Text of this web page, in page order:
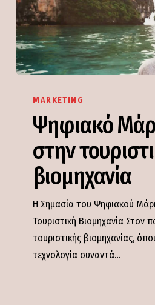
Μάρκετινγκ
στην
τουριστική
βιομηχανία
MARKETING
Ψηφιακό
στην
βιομηχανία
Η Σημασία του Ψηφιακού
Τουριστική Βιομηχανία Στον
τουριστικής βιομηχανίας,
τεχνολογία συναντά…